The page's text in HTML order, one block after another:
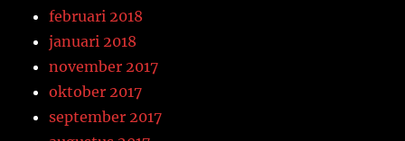
februari 2018
januari 2018
november 2017
oktober 2017
september 2017